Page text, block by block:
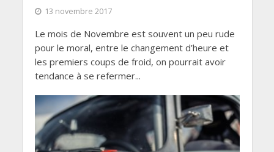
13 novembre 2017
Le mois de Novembre est souvent un peu rude
pour le moral, entre le changement d’heure et
les premiers coups de froid, on pourrait avoir
tendance à se refermer...